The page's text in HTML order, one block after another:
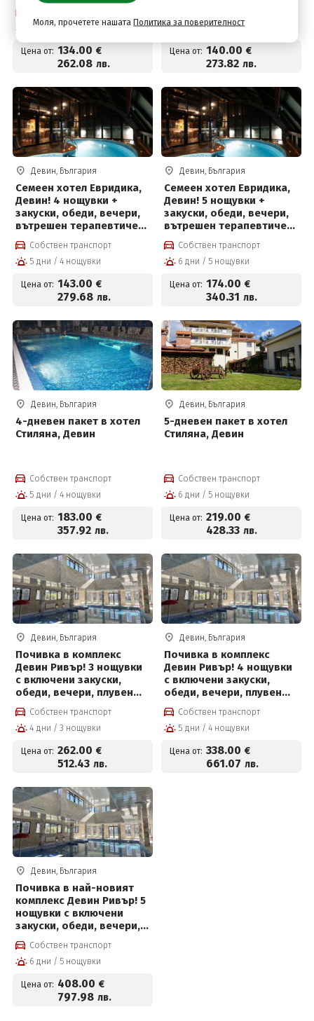
6 дни / 5 нощувки
Цена от: 134.00 €
262.08 лв.
4 дни / 3 нощувки
Цена от: 140.00 €
273.82 лв.
Девин, България
Семеен хотел Евридика,
Девин! 4 нощувки +
закуски, обеди, вечери,
вътрешен терапевтичен
басейн с минерална
вода, джакузи,
финландска сауна и
парна баня
Собствен транспорт
5 дни / 4 нощувки
Цена от: 143.00 €
279.68 лв.
Девин, България
Семеен хотел Евридика,
Девин! 5 нощувки +
закуски, обеди, вечери,
вътрешен терапевтичен
басейн с минерална
вода, джакузи,
финландска сауна и
парна баня
Собствен транспорт
6 дни / 5 нощувки
Цена от: 174.00 €
340.31 лв.
Девин, България
4-дневен пакет в хотел
Стиляна, Девин
Собствен транспорт
5 дни / 4 нощувки
Цена от: 183.00 €
357.92 лв.
Девин, България
5-дневен пакет в хотел
Стиляна, Девин
Собствен транспорт
6 дни / 5 нощувки
Цена от: 219.00 €
428.33 лв.
Девин, България
Почивка в комплекс
Девин Ривър! 3 нощувки
с включени закуски,
обеди, вечери, плувен
басейн и Релакс център
Собствен транспорт
4 дни / 3 нощувки
Цена от: 262.00 €
512.43 лв.
Девин, България
Почивка в комплекс
Девин Ривър! 4 нощувки
с включени закуски,
обеди, вечери, плувен
басейн и Релакс център
Собствен транспорт
5 дни / 4 нощувки
Цена от: 338.00 €
661.07 лв.
Девин, България
Почивка в най-новият
комплекс Девин Ривър! 5
нощувки с включени
закуски, обеди, вечери,
плувен басейн и Релакс
център
Собствен транспорт
6 дни / 5 нощувки
Цена от: 408.00 €
797.98 лв.
Моля, прочетете нашатаПолитика за поверителност